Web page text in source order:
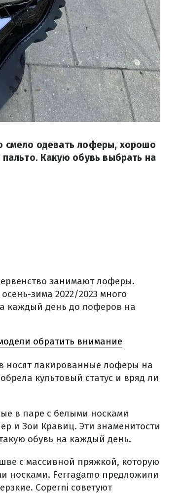
смело одевать лоферы, хорошо
Какую обувь выбрать на
занимают лоферы.
зима 2022/2023 много
каждый день до лоферов на
обратить внимание
носят лакированные лоферы на
культовый статус и вряд ли
в паре с белыми носками
и Зои Кравиц. Эти знаменитости
​​обувь на каждый день.
с массивной пряжкой, которую
носками. Ferragamo предложили
Coperni советуют